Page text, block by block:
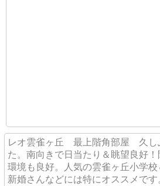
レオ雲雀ヶ丘 最上階角部屋 久し
た。南向きで日当たり＆眺望良好
環境も良好。人気の雲雀ヶ丘小学
新婚さんなどには特にオススメで